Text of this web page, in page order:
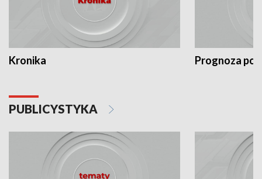
Kronika Prognoza
PUBLICYSTYKA